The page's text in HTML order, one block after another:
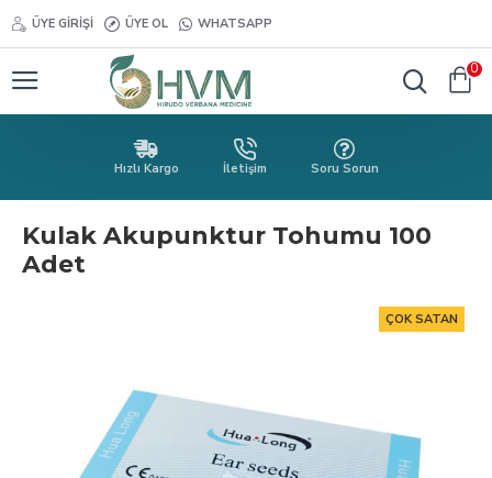
ÜYE GIRIŞI ÜYE OL WHATSAPP
0
Hızlı Kargo İletişim Soru Sorun
Kulak Akupunktur Tohumu 100
Adet
ÇOK SATAN